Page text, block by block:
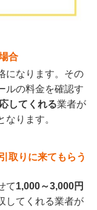
合
になります。その
ルの料金を確認す
してくれる業者が
ります。
取りに来てもらう
て1,000～3,000円
してくれる業者が